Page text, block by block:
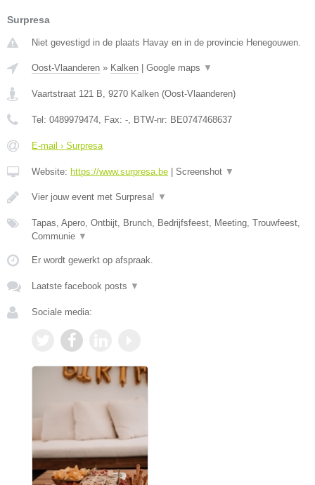
Surpresa
Niet gevestigd in de plaats Havay en in de provincie Henegouwen.
Oost-Vlaanderen » Kalken | Google maps ▼
Vaartstraat 121 B 9270 Kalken (Oost-Vlaanderen)
Tel: 0489979474 , Fax: - , BTW-nr: BE0747468637
E-mail › Surpresa
Website: https://www.surpresa.be | Screenshot ▼
Vier jouw event met Surpresa! ▼
Tapas, Apero, Ontbijt, Brunch, Bedrijfsfeest, Meeting, Trouwfeest,
Communie ▼
Er wordt gewerkt op afspraak.
Laatste facebook posts ▼
Sociale media: